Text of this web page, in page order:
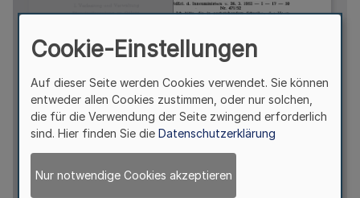
Cookie-Einstellungen
Auf dieser Seite werden Cookies verwendet. Sie können
entweder allen Cookies zustimmen, oder nur solchen,
die für die Verwendung der Seite zwingend erforderlich
sind. Hier finden Sie die Datenschutzerklärung
Nur notwendige Cookies akzeptieren